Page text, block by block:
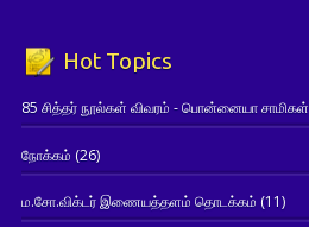
Hot Topics
85 சித்தர் நூல்கள் விவரம் - பொன்னையா சாமிகள்
நோக்கம் (26)
ம.சோ.விக்டர் இணையத்தளம் தொடக்கம் (11)